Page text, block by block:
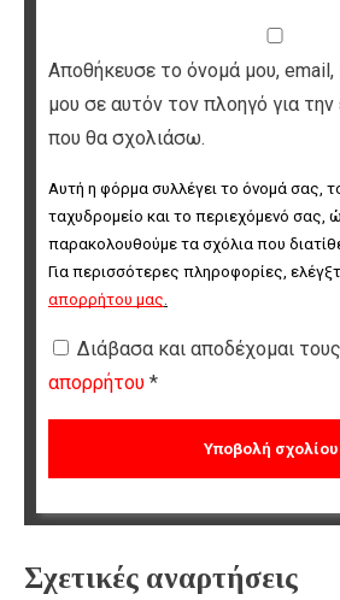
Αποθήκευσε το όνομά μου, email,
μου σε αυτόν τον πλοηγό για
που θα σχολιάσω.
Αυτή η φόρμα συλλέγει το όνομά σας,
ταχυδρομείο και το περιεχόμενό σας,
παρακολουθούμε τα σχόλια που
Για περισσότερες πληροφορίες,
απορρήτου μας
Διάβασα και αποδέχομαι τους
απορρήτου *
Σχετικές αναρτήσεις